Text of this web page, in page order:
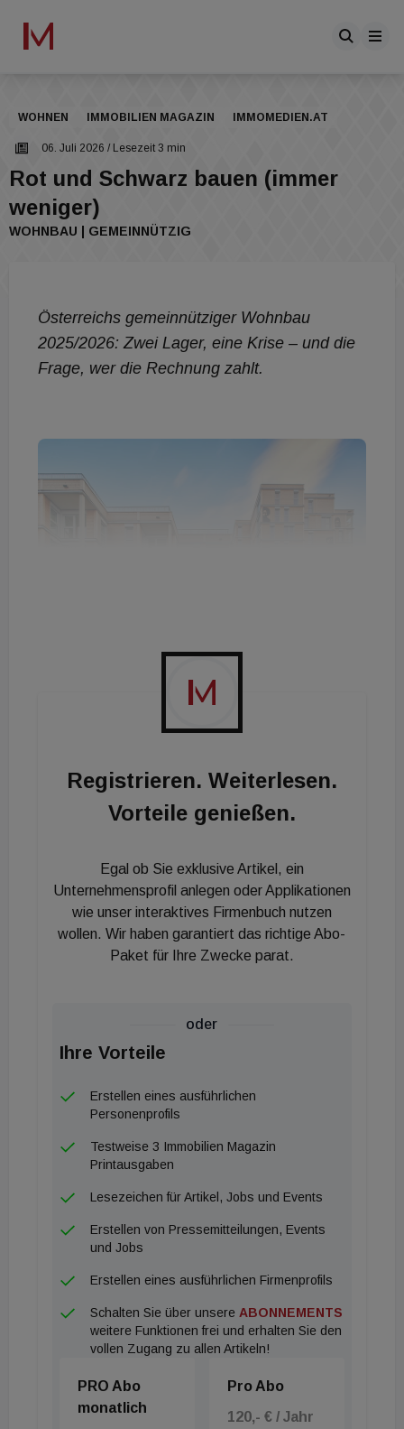
WOHNEN IMMOBILIEN MAGAZIN IMMOMEDIEN.AT
06. Juli 2026 / Lesezeit 3 min
Rot und Schwarz bauen (immer
weniger)
WOHNBAU | GEMEINNÜTZIG
Österreichs gemeinnütziger Wohnbau
2025/2026: Zwei Lager, eine Krise – und die
Frage, wer die Rechnung zahlt.
Registrieren. Weiterlesen.
Vorteile genießen.
Egal ob Sie exklusive Artikel, ein
Unternehmensprofil anlegen oder Applikationen
wie unser interaktives Firmenbuch nutzen
wollen. Wir haben garantiert das richtige Abo-
Paket für Ihre Zwecke parat.
oder
Ihre Vorteile
Erstellen eines ausführlichen
Personenprofils
Testweise 3 Immobilien Magazin
Printausgaben
Lesezeichen für Artikel, Jobs und Events
Erstellen von Pressemitteilungen, Events
und Jobs
Erstellen eines ausführlichen Firmenprofils
Schalten Sie über unsere ABONNEMENTS
weitere Funktionen frei und erhalten Sie den
vollen Zugang zu allen Artikeln!
PRO Abo
monatlich
Pro Abo
120,- € / Jahr